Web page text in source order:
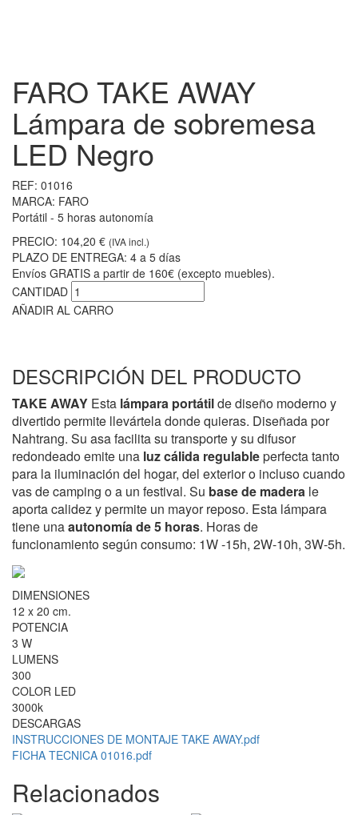
FARO TAKE AWAY
Lámpara de sobremesa
LED Negro
REF: 01016
MARCA: FARO
Portátil - 5 horas autonomía
PRECIO: 104,20 € (IVA incl.)
PLAZO DE ENTREGA: 4 a 5 días
Envíos GRATIS a partir de 160€ (excepto muebles).
CANTIDAD
AÑADIR AL CARRO
DESCRIPCIÓN DEL PRODUCTO
TAKE AWAY Esta lámpara portátilde diseño moderno y
divertido permite llevártela donde quieras. Diseñada por
Nahtrang. Su asa facilita su transporte y su difusor
redondeado emite una luz cálida regulableperfecta tanto
para la iluminación del hogar, del exterior o incluso cuando
vas de camping o a un festival. Su base de madera le
aporta calidez y permite un mayor reposo. Esta lámpara
tiene unaautonomía de 5 horas. Horas de
funcionamiento según consumo: 1W -15h, 2W-10h, 3W-5h.
DIMENSIONES
12 x 20 cm.
POTENCIA
3 W
LUMENS
300
COLOR LED
3000k
DESCARGAS
INSTRUCCIONES DE MONTAJE TAKE AWAY.pdf
FICHA TECNICA 01016.pdf
Relacionados